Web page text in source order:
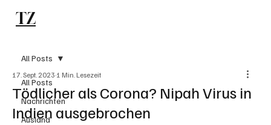
TZ
All Posts
Nachrichten
Ausland
All Posts
Tödlicher als Corona? Nipah Virus in
Indien ausgebrochen
17. Sept. 2023 1 Min. Lesezeit